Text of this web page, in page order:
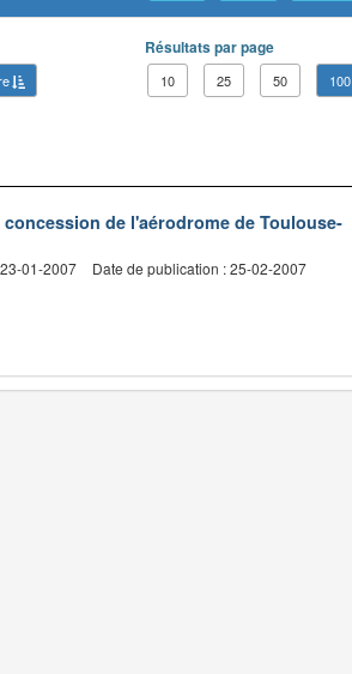
Résultats par page
10 25 50 100
de l'aérodrome de Toulouse-
01-2007 Date de publication : 25-02-2007